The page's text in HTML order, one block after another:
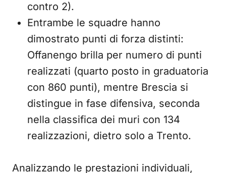
contro 2).
Entrambe le squadre hanno
dimostrato punti di forza distinti:
Offanengo brilla per numero di punti
realizzati (quarto posto in graduatoria
con 860 punti), mentre Brescia si
distingue in fase difensiva, seconda
nella classifica dei muri con 134
realizzazioni, dietro solo a Trento.
Analizzando le prestazioni individuali,